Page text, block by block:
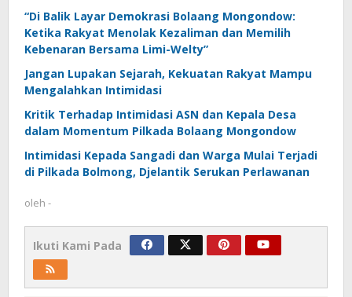
“Di Balik Layar Demokrasi Bolaang Mongondow:
Ketika Rakyat Menolak Kezaliman dan Memilih
Kebenaran Bersama Limi-Welty”
Jangan Lupakan Sejarah, Kekuatan Rakyat Mampu
Mengalahkan Intimidasi
Kritik Terhadap Intimidasi ASN dan Kepala Desa
dalam Momentum Pilkada Bolaang Mongondow
Intimidasi Kepada Sangadi dan Warga Mulai Terjadi
di Pilkada Bolmong, Djelantik Serukan Perlawanan
oleh -
Ikuti Kami Pada